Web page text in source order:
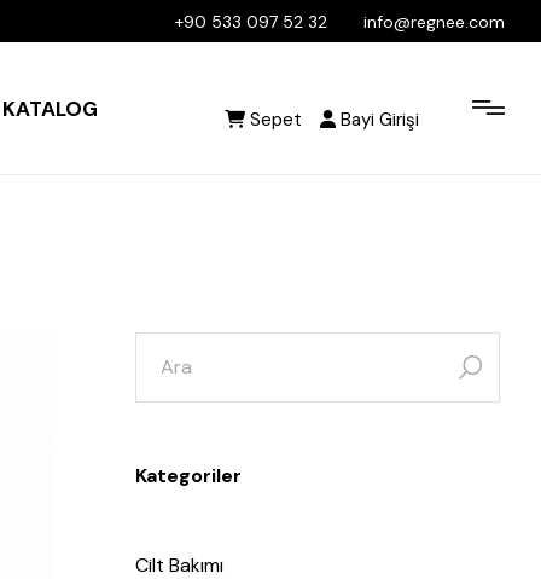
+90 533 097 52 32 info@regnee.com
KATALOG Sepet Bayi Girişi
Kategoriler
Cilt Bakımı